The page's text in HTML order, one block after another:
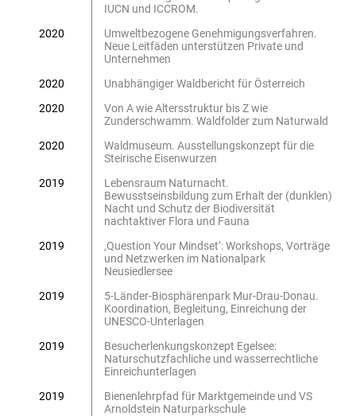
IUCN und ICCROM.
2020
Umweltbezogene Genehmigungsverfahren.
Neue Leitfäden unterstützen Private und
Unternehmen
2020
Unabhängiger Waldbericht für Österreich
2020
Von A wie Altersstruktur bis Z wie
Zunderschwamm. Waldfolder zum Naturwald
2020
Waldmuseum. Ausstellungskonzept für die
Steirische Eisenwurzen
2019
Lebensraum Naturnacht.
Bewusstseinsbildung zum Erhalt der (dunklen)
Nacht und Schutz der Biodiversität
nachtaktiver Flora und Fauna
2019
‚Question Your Mindset‘: Workshops, Vorträge
und Netzwerken im Nationalpark
Neusiedlersee
2019
5-Länder-Biosphärenpark Mur-Drau-Donau.
Koordination, Begleitung, Einreichung der
UNESCO-Unterlagen
2019
Besucherlenkungskonzept Egelsee:
Naturschutzfachliche und wasserrechtliche
Einreichunterlagen
2019
Bienenlehrpfad für Marktgemeinde und VS
Arnoldstein Naturparkschule